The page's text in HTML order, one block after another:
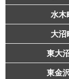
水木
大沼
東大
東金